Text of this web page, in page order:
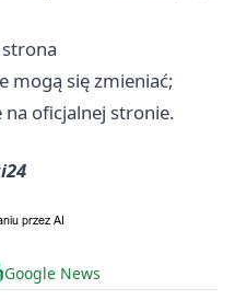
strona
mogą się zmieniać;
oficjalnej stronie.
Google News